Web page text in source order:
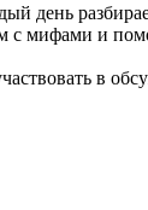
день
с мифами и
в